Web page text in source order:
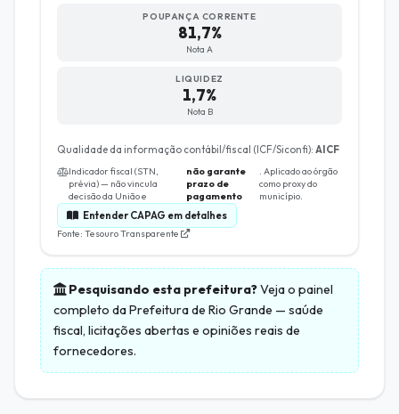
POUPANÇA CORRENTE
81,7%
Nota A
LIQUIDEZ
1,7%
Nota B
Qualidade da informação contábil/fiscal (ICF/Siconfi): AICF
Indicador fiscal (STN,
prévia) — não vincula
decisão da União e
não garante
prazo de
pagamento
. Aplicado ao órgão
como proxy do
município.
Entender CAPAG em detalhes
Fonte: Tesouro Transparente
Pesquisando esta prefeitura?Veja o painel
completo daPrefeitura de Rio Grande — saúde
fiscal, licitações abertas e opiniões reais de
fornecedores.